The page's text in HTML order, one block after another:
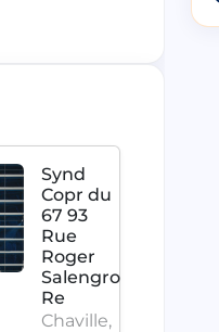
Synd
Copr du
67 93
Rue
Roger
Salengro
Re
Chaville,